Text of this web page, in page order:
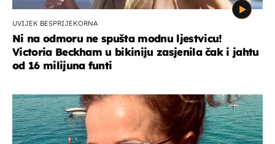
UVIJEK BESPRIJEKORNA
Ni na odmoru ne spušta modnu ljestvicu!
Victoria Beckham u bikiniju zasjenila čak i jahtu
od 16 milijuna funti